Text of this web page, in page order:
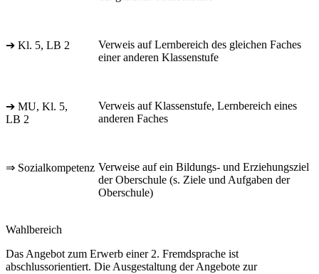
➔ Kl. 5, LB 2
Verweis auf Lernbereich des gleichen Faches
einer anderen Klassenstufe
➔ MU, Kl. 5,
LB 2
Verweis auf Klassenstufe, Lernbereich eines
anderen Faches
⇒ Sozialkompetenz Verweise auf ein Bildungs- und Erziehungsziel
der Oberschule (s. Ziele und Aufgaben der
Oberschule)
Wahlbereich
Das Angebot zum Erwerb einer 2. Fremdsprache ist
abschlussorientiert. Die Ausgestaltung der Angebote zur